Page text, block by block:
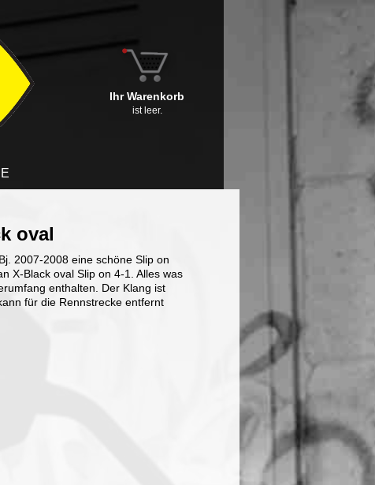
Ihr Warenkorb
ist leer.
oval
2007-2008 eine schöne Slip on
X-Black oval Slip on 4-1. Alles was
enthalten. Der Klang ist
für die Rennstrecke entfernt